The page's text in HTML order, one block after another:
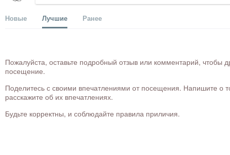
Новые Лучшие Ранее
Пожалуйста, оставьте подробный отзыв или комментарий,
посещение.
Поделитесь с своими впечатлениями от посещения. Напишите о
расскажите об их впечатлениях.
Будьте корректны, и соблюдайте правила приличия.